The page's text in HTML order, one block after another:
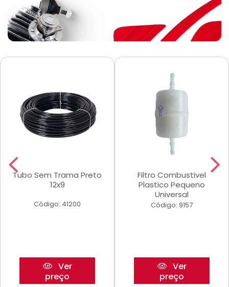
Tubo Sem Trama Preto
12x9
Código: 41200
Ver
preço
Filtro Combustivel
Plastico Pequeno
Universal
Código: 9157
Ver
preço